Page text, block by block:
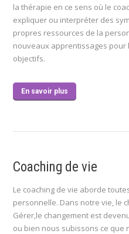
la thérapie en ce sens où le
expliquer ou interpréter des
propres ressources de la
nouveaux apprentissages
objectifs.
En savoir plus
Coaching de vie
Le coaching de vie aborde
personnelle. Dans notre vie, le
Gérer,le changement est
ou bien nous subissons ce que